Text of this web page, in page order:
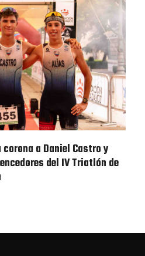
a Daniel Castro y
del IV Triatlón de